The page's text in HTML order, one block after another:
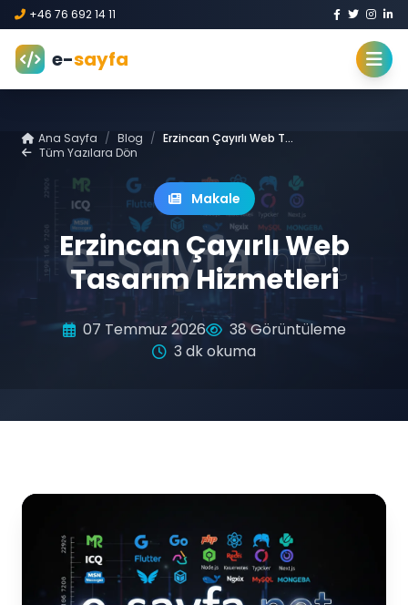
+46 76 692 14 11
e-sayfa
Ana Sayfa / Blog /
Erzincan Çayırlı Web Tasarım Hizmetleri
Tüm Yazılara Dön
Makale
Erzincan Çayırlı Web
Tasarım Hizmetleri
07 Temmuz 2026
38 Görüntüleme
3 dk okuma